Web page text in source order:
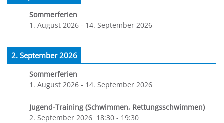
Sommerferien
1. August 2026 - 14. September 2026
2. September 2026
Sommerferien
1. August 2026 - 14. September 2026
Jugend-Training (Schwimmen, Rettungsschwimmen)
2. September 2026 18:30 - 19:30